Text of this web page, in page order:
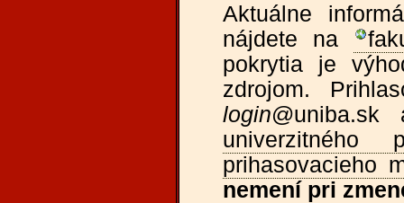
Aktuálne
nájdete na
pokrytia je
zdrojom.
login
univerzitného
prihasovacieho
nemení pri